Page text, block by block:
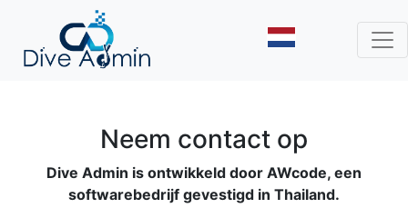
Neem contact op
Dive Admin is ontwikkeld door AWcode, een
softwarebedrijf gevestigd in Thailand.